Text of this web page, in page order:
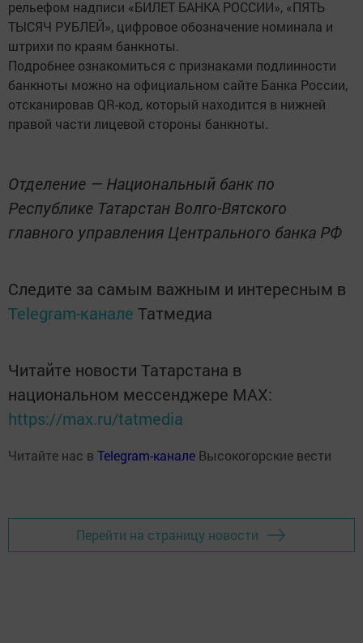
рельефом надписи «БИЛЕТ БАНКА РОССИИ», «ПЯТЬ
ТЫСЯЧ РУБЛЕЙ», цифровое обозначение номинала и
штрихи по краям банкноты.
Подробнее ознакомиться с признаками подлинности
банкноты можно на официальном сайте Банка России,
отсканировав QR-код, который находится в нижней
правой части лицевой стороны банкноты.
Отделение — Национальный банк по
Республике Татарстан Волго-Вятского
главного управления Центрального банка РФ
Следите за самым важным и интересным в
Telegram-канале Татмедиа
Читайте новости Татарстана в
национальном мессенджере MАХ:
https://max.ru/tatmedia
Читайте нас в Telegram-канале Высокогорские вести
Перейти на страницу новости